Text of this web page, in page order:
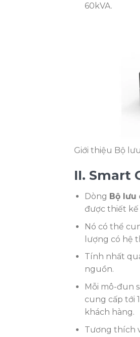
60kVA.
Giới thiệu Bộ
II. Smart
Dòng Bộ lưu
được thiết kế
Nó có thể
lượng có hệ
Tính nhất
nguồn.
Mỗi mô-đun
cung cấp tới
khách hàng.
Tương thích